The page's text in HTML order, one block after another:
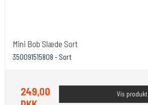
Mini Bob Slæde Sort
350091515808 - Sort
249,00
Vis produkt